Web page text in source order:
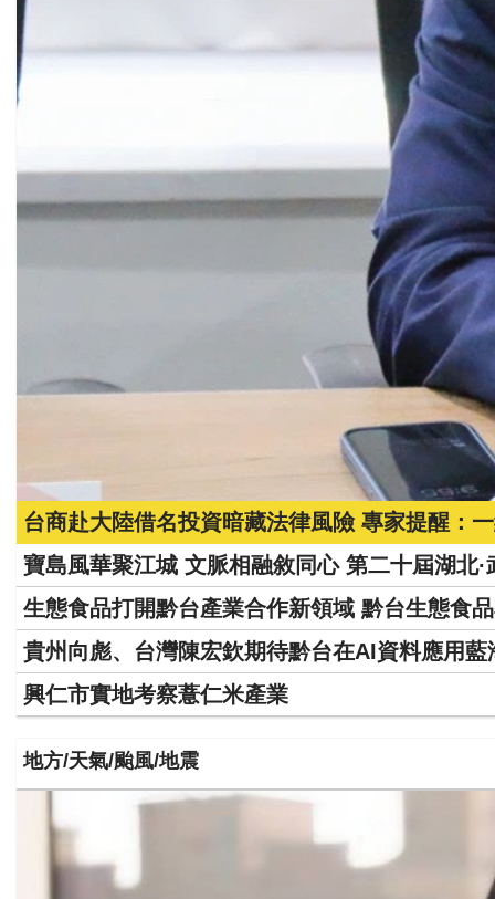
台商赴大陸借名投資暗藏法律風險 專家提醒：
寶島風華聚江城 文脈相融敘同心 第二十屆湖北
生態食品打開黔台產業合作新領域 黔台生態食
貴州向彪、台灣陳宏欽期待黔台在AI資料應用
興仁市實地考察薏仁米產業
地方/天氣/颱風/地震